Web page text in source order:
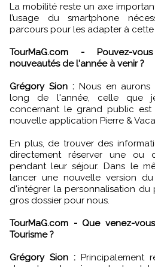
La mobilité reste un axe
l’usage du smartphone
parcours pour les adapter à
TourMaG.com - Pouvez-
nouveautés de l'année à venir ?
Grégory Sion :Nous en aurons
long de l'année, celle que
concernant le grand public
nouvelle application Pierre &
En plus, de trouver des
directement réserver une ou
pendant leur séjour. Dans le
lancer une nouvelle version
d'intégrer la personnalisation du
gros dossier pour nous.
TourMaG.com - Que venez-
Tourisme ?
Grégory Sion : Principalement